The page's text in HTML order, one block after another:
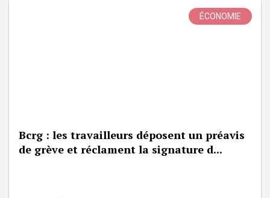
ÉCONOMIE
Bcrg : les travailleurs déposent un préavis
de grève et réclament la signature d...